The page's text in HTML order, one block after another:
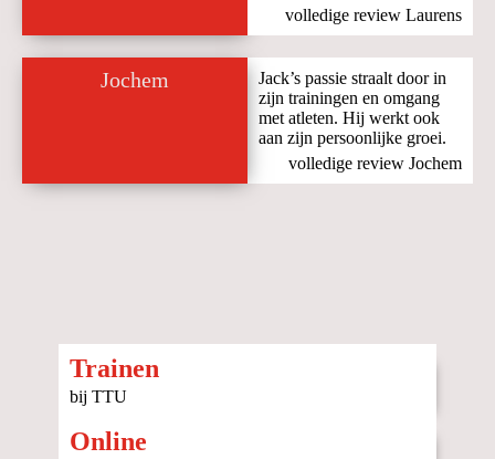
volledige review Laurens
Jochem
Jack’s passie straalt door in
zijn trainingen en omgang
met atleten. Hij werkt ook
aan zijn persoonlijke groei.
volledige review Jochem
Trainen
bij TTU
Online